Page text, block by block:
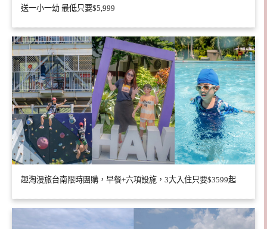
送一小一幼 最低只要$5,999
趣淘漫旅台南限時團購，早餐+六項設施，3大入住只要$3599起